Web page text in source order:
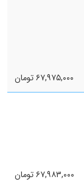
۶۷,۹۷۵,۰۰۰ تومان
۶۷,۹۸۳,۰۰۰ تومان